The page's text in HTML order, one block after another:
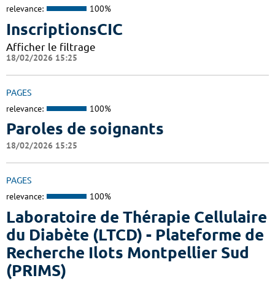
relevance: 100%
InscriptionsCIC
Afficher le filtrage
18/02/2026 15:25
PAGES
relevance: 100%
Paroles de soignants
18/02/2026 15:25
PAGES
relevance: 100%
Laboratoire de Thérapie Cellulaire
du Diabète (LTCD) - Plateforme de
Recherche Ilots Montpellier Sud
(PRIMS)